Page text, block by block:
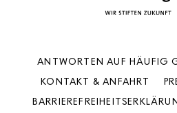
ANTWORTEN AUF HÄUFIG
KONTAKT & ANFAHRT